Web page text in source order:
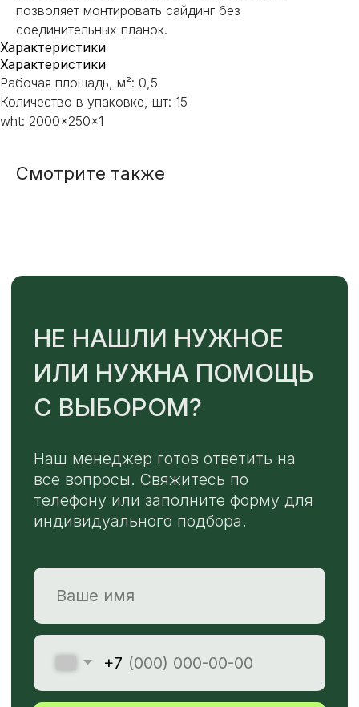
позволяет монтировать сайдинг без
соединительных планок.
Характеристики
Характеристики
Рабочая площадь, м²: 0,5
Количество в упаковке, шт: 15
wht: 2000x250x1
Смотрите также
НЕ НАШЛИ НУЖНОЕ
ИЛИ НУЖНА ПОМОЩЬ
С ВЫБОРОМ?
Или напишите нам напрямую
Наш менеджер готов ответить на
индивидуального подбора.